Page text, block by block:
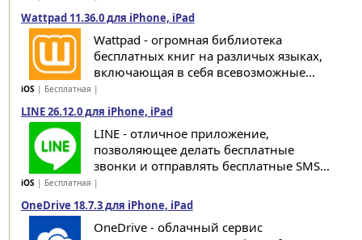
Wattpad 11.36.0 для iPhone, iPad
Wattpad - огромная библиотека
бесплатных книг на различых языках,
включающая в себя всевозможные...
iOS | Бесплатная |
LINE 26.12.0 для iPhone, iPad
LINE - отличное приложение,
позволяющее делать бесплатные
звонки и отправлять бесплатные SMS...
iOS | Бесплатная |
OneDrive 18.7.3 для iPhone, iPad
OneDrive - облачный сервис